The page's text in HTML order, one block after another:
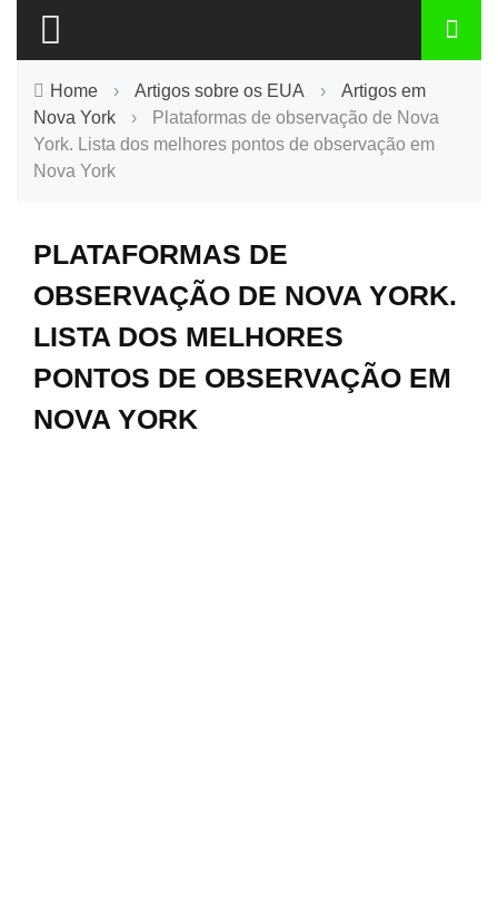
Home › Artigos sobre os EUA ›
Artigos em
Nova York
›
Plataformas de observação de Nova
York. Lista dos melhores pontos de observação em
Nova York
PLATAFORMAS DE
OBSERVAÇÃO DE NOVA YORK.
LISTA DOS MELHORES
PONTOS DE OBSERVAÇÃO EM
NOVA YORK